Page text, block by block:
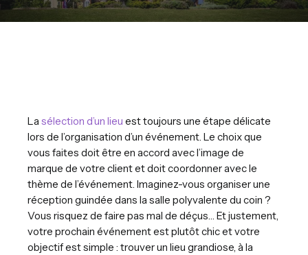
La sélection d’un lieu est toujours une étape délicate
lors de l’organisation d’un événement. Le choix que
vous faites doit être en accord avec l’image de
marque de votre client et doit coordonner avec le
thème de l’événement. Imaginez-vous organiser une
réception guindée dans la salle polyvalente du coin ?
Vous risquez de faire pas mal de déçus… Et justement,
votre prochain événement est plutôt chic et votre
objectif est simple : trouver un lieu grandiose, à la